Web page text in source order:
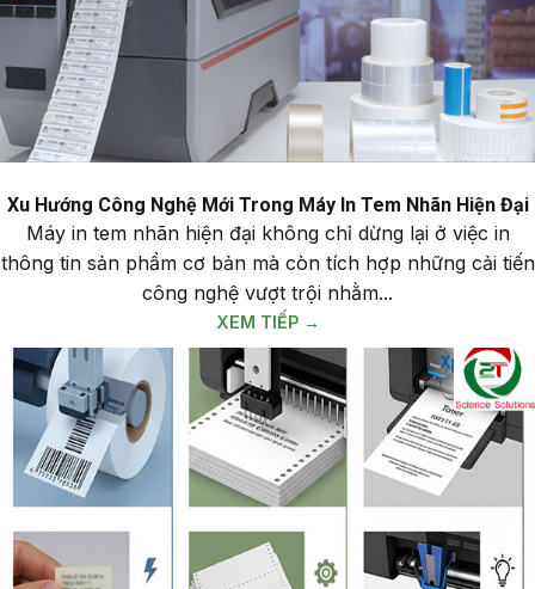
Xu Hướng Công Nghệ Mới Trong Máy In Tem Nhãn Hiện Đại
Máy in tem nhãn hiện đại không chỉ dừng lại ở việc in
thông tin sản phẩm cơ bản mà còn tích hợp những cải tiến
công nghệ vượt trội nhằm...
XEM TIẾP →